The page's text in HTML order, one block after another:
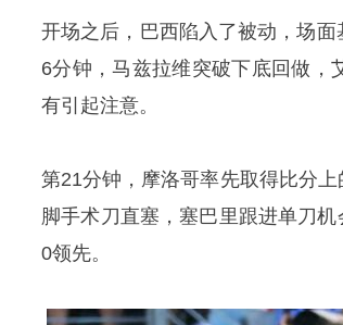
开场之后，巴西陷入了被动，场
6分钟，马兹拉维突破下底回做，
有引起注意。
第21分钟，摩洛哥率先取得比分
脚手术刀直塞，塞巴里跟进单刀
0领先。